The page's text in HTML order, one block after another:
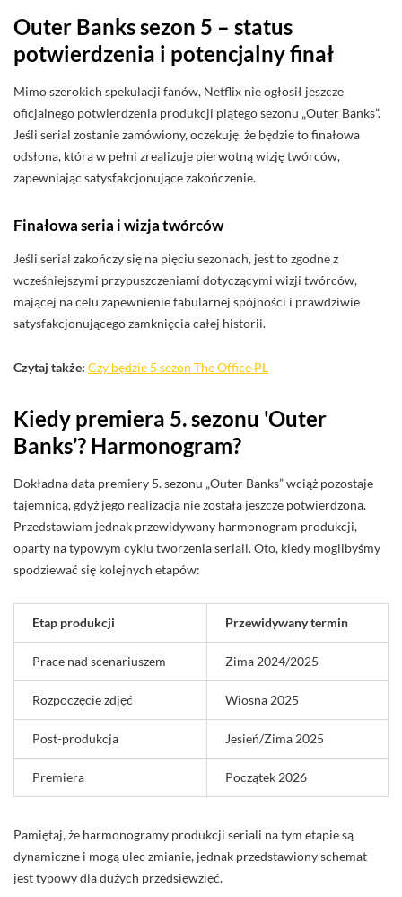
Outer Banks sezon 5 – status
potwierdzenia i potencjalny finał
Mimo szerokich spekulacji fanów, Netflix nie ogłosił jeszcze
oficjalnego potwierdzenia produkcji piątego sezonu „Outer Banks”.
Jeśli serial zostanie zamówiony, oczekuję, że będzie to finałowa
odsłona, która w pełni zrealizuje pierwotną wizję twórców,
zapewniając satysfakcjonujące zakończenie.
Finałowa seria i wizja twórców
Jeśli serial zakończy się na pięciu sezonach, jest to zgodne z
wcześniejszymi przypuszczeniami dotyczącymi wizji twórców,
mającej na celu zapewnienie fabularnej spójności i prawdziwie
satysfakcjonującego zamknięcia całej historii.
Czytaj także: Czy będzie 5 sezon The Office PL
Kiedy premiera 5. sezonu 'Outer
Banks’? Harmonogram?
Dokładna data premiery 5. sezonu „Outer Banks” wciąż pozostaje
tajemnicą, gdyż jego realizacja nie została jeszcze potwierdzona.
Przedstawiam jednak przewidywany harmonogram produkcji,
oparty na typowym cyklu tworzenia seriali. Oto, kiedy moglibyśmy
spodziewać się kolejnych etapów:
Etap produkcji Przewidywany termin
Prace nad scenariuszem Zima 2024/2025
Rozpoczęcie zdjęć Wiosna 2025
Post-produkcja Jesień/Zima 2025
Premiera Początek 2026
Pamiętaj, że harmonogramy produkcji seriali na tym etapie są
dynamiczne i mogą ulec zmianie, jednak przedstawiony schemat
jest typowy dla dużych przedsięwzięć.